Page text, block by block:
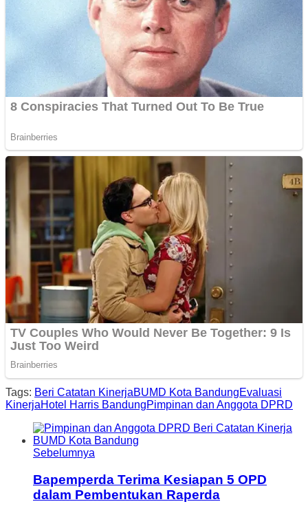
Tags: Beri Catatan KinerjaBUMD Kota BandungEvaluasi
KinerjaHotel Harris BandungPimpinan dan Anggota DPRD
Sebelumnya
Bapemperda Terima Kesiapan 5 OPD
dalam Pembentukan Raperda